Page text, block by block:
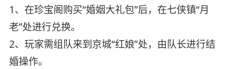
1、在珍宝阁购买“婚姻大礼包”后，在七侠镇“月
老”处进行兑换。
2、玩家需组队来到京城“红娘”处，由队长进行结
婚操作。